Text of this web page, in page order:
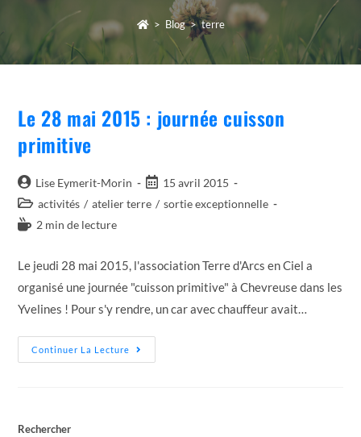
> Blog > terre
Le 28 mai 2015 : journée cuisson
primitive
Auteur/autrice
de
la
publication :
Lise Eymerit-Morin
Post
published:
15 avril 2015
Post
category:
activités / atelier terre / sortie exceptionnelle
Temps2 min de lecture
Le jeudi 28 mai 2015, l'association Terre d'Arcs en Ciel a
organisé une journée "cuisson primitive" à Chevreuse dans les
Yvelines ! Pour s'y rendre, un car avec chauffeur avait…
Continuer La Lecture
Le
28
Rechercher